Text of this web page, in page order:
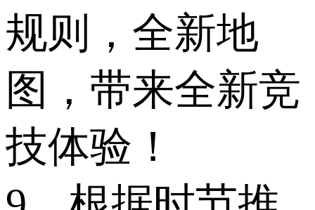
规则，全新地
图，带来全新竞
技体验！